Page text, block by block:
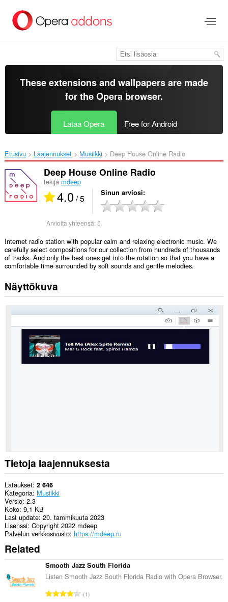
pääsisältöön
These extensions and wallpapers are made
for theOpera browser.
Lataa Opera Free for Android
Etusivu Laajennukset Musiikki Deep House Online Radio‎
Deep House Online Radio
tekijä mdeep
4.0/ 5 Sinun arviosi
Arvioita yhteensä:5
Internet radio station with popular calm and relaxing electronic music. We
carefully select compositions for our collection from hundreds of thousands
of tracks. And only the best ones get into the rotation so that you have a
comfortable time surrounded by soft sounds and gentle melodies.
Näyttökuva
Tietoja laajennuksesta
Lataukset 2 646
Kategoria Musiikki
Versio 2.3
Koko 9,1 KB
Last update 20. tammikuuta 2023
Lisenssi Copyright 2022 mdeep
Palvelun verkkosivusto https://mdeep.ru
Related
Smooth Jazz South Florida
Listen Smooth Jazz South Florida Radio with Opera Browser.
A1